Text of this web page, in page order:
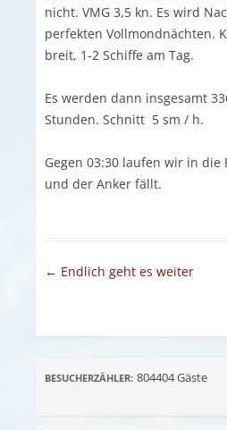
nicht. VMG 3,5 kn. Es wird
perfekten Vollmondnächten.
breit, 1-2 Schiffe am Tag.
Es werden dann insgesamt
Stunden. Schnitt 5 sm / h.
Gegen 03:30 laufen wir in die
und der Anker fällt.
Artikel-Navigation
← Endlich geht es weiter
BESUCHERZÄHLER: 804404Gäste